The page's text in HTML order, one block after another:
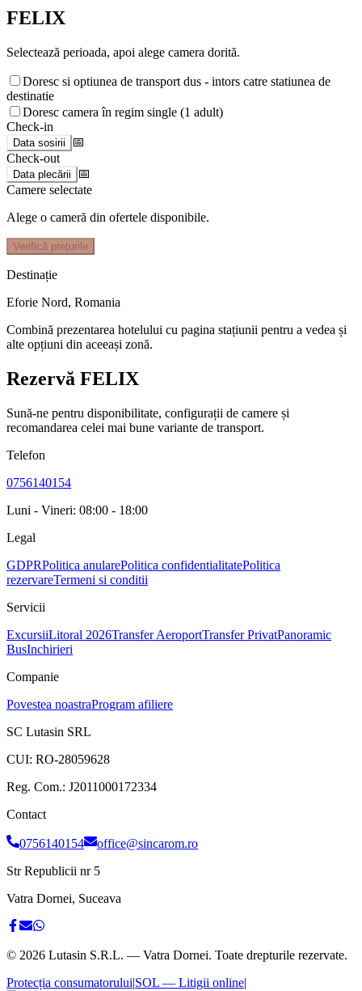
FELIX
Selectează perioada, apoi alege camera dorită.
Doresc si optiunea de transport dus - intors catre statiunea de
destinatie
Doresc camera în regim single (1 adult)
Check-in
Data sosirii
📅
Check-out
Data plecării
📅
Camere selectate
Alege o cameră din ofertele disponibile.
Verifică prețurile
Destinație
Eforie Nord, Romania
Combină prezentarea hotelului cu pagina stațiunii pentru a vedea și
alte opțiuni din aceeași zonă.
Rezervă FELIX
Sună-ne pentru disponibilitate, configurații de camere și
recomandarea celei mai bune variante de transport.
Telefon
0756140154
Luni - Vineri: 08:00 - 18:00
Legal
GDPRPolitica anularePolitica confidentialitatePolitica
rezervareTermeni si conditii
Servicii
ExcursiiLitoral 2026Transfer AeroportTransfer PrivatPanoramic
BusInchirieri
Companie
Povestea noastraProgram afiliere
SC Lutasin SRL
CUI: RO-28059628
Reg. Com.: J2011000172334
Contact
0756140154
office@sincarom.ro
Str Republicii nr 5
Vatra Dornei, Suceava
© 2026 Lutasin S.R.L. — Vatra Dornei. Toate drepturile rezervate.
Protecția consumatorului|SOL — Litigii online|